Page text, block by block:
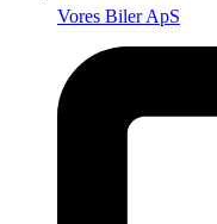
Vores Biler ApS